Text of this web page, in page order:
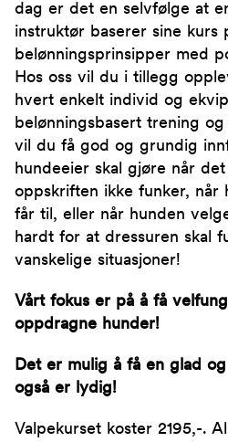
dag er det en selvfølge at
instruktør baserer sine kurs
belønningsprinsipper med
Hos oss vil du i tillegg
hvert enkelt individ og
belønningsbasert trening
vil du få god og grundig
hundeeier skal gjøre når
oppskriften ikke funker, når
får til, eller når hunden
hardt for at dressuren skal
vanskelige situasjoner!
Vårt fokus er på å få
oppdragne hunder!
Det er mulig å få en glad
også er lydig!
Valpekurset koster 2195,-.